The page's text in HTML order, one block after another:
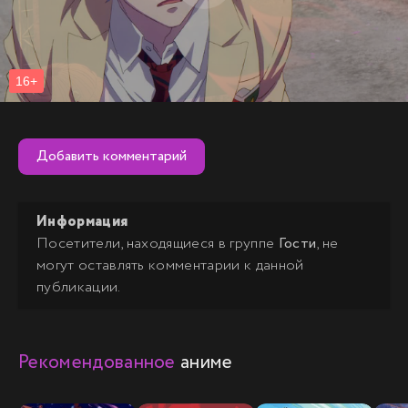
способность победить в этих жестких соревнованиях…
Добавить комментарий
Информация
Посетители, находящиеся в группе Гости, не
могут оставлять комментарии к данной
публикации.
Рекомендованное аниме